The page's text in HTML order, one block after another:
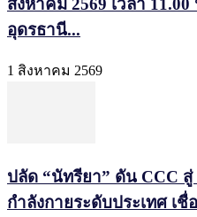
สิงหาคม 2569 เวลา
อุดรธานี...
1 สิงหาคม 2569
ปลัด “นัทรียา” ดัน CCC
กำลังกายระดับประเทศ เ